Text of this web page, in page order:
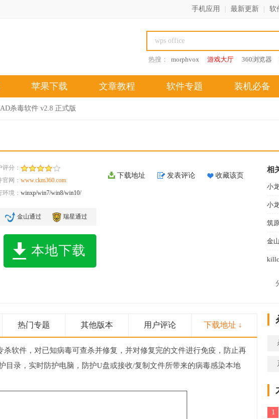
手机应用 最新更新 软
热搜： morphvox 游戏大厅 360浏览器
苹果下载 文章教程 软件专题 装机必备
杀毒软件 v2.8 正式版
评分：
官网： www.ckm360.com
环境： winxp/win7/win8/win10/
金山通过 瑞星通过
本地下载
下载地址 发表评论 收藏该页
相
小
小
筑
金
热门专题 其他版本 用户评论 下载地址 ↓
杀软件，对已知病毒可查杀并修复，并对修复完的文件进行免疫，防止再
目录，实时防护电脑，防护U盘或接收/复制文件所带来的病毒感染本地
1